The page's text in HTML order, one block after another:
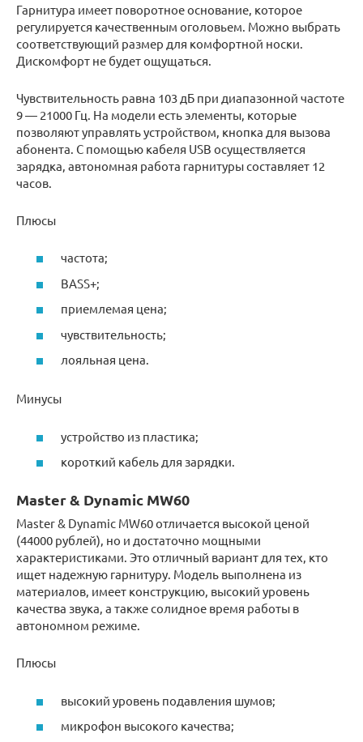
Гарнитура имеет поворотное основание, которое
регулируется качественным оголовьем. Можно выбрать
соответствующий размер для комфортной носки.
Дискомфорт не будет ощущаться.
Чувствительность равна 103 дБ при диапазонной частоте
9 — 21000 Гц. На модели есть элементы, которые
позволяют управлять устройством, кнопка для вызова
абонента. С помощью кабеля USB осуществляется
зарядка, автономная работа гарнитуры составляет 12
часов.
Плюсы
частота;
BASS+;
приемлемая цена;
чувствительность;
лояльная цена.
Минусы
устройство из пластика;
короткий кабель для зарядки.
Master & Dynamic MW60
Master & Dynamic MW60 отличается высокой ценой
(44000 рублей), но и достаточно мощными
характеристиками. Это отличный вариант для тех, кто
ищет надежную гарнитуру. Модель выполнена из
материалов, имеет конструкцию, высокий уровень
качества звука, а также солидное время работы в
автономном режиме.
Плюсы
высокий уровень подавления шумов;
микрофон высокого качества;